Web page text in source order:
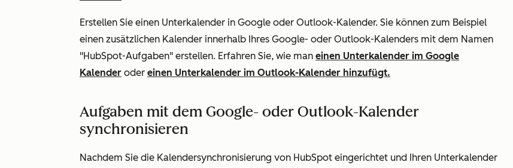
Erstellen Sie einen Unterkalender in Google oder Outlook-Kalender. Sie können zum Beispiel
einen zusätzlichen Kalender innerhalb Ihres Google- oder Outlook-Kalenders mit dem Namen
"HubSpot-Aufgaben" erstellen. Erfahren Sie, wie man einen Unterkalender im Google
Kalender oder einen Unterkalender im Outlook-Kalender hinzufügt.
Aufgaben mit dem Google- oder Outlook-Kalender
synchronisieren
Nachdem Sie die Kalendersynchronisierung von HubSpot eingerichtet und Ihren Unterkalender